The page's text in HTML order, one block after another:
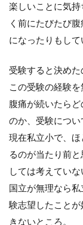
楽しいことに気
く前にたびたび
になったりもして
受験すると決めた
この受験の経験を
腹痛が続いたら
のか、受験につい
現在私立小で、
るのが当たり前
しては考えていな
国立が無理なら
験志望したこと
きないところ。